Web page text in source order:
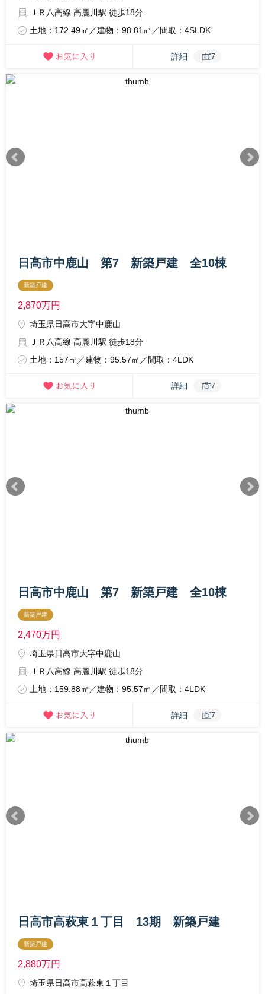
ＪＲ八高線 高麗川駅 徒歩18分
土地：172.49㎡／建物：98.81㎡／間取：4SLDK
詳細 7
日高市中鹿山 第7 新築戸建 全10棟
新築戸建
2,870万円
埼玉県日高市大字中鹿山
ＪＲ八高線 高麗川駅 徒歩18分
土地：157㎡／建物：95.57㎡／間取：4LDK
詳細 7
日高市中鹿山 第7 新築戸建 全10棟
新築戸建
2,470万円
埼玉県日高市大字中鹿山
ＪＲ八高線 高麗川駅 徒歩18分
土地：159.88㎡／建物：95.57㎡／間取：4LDK
詳細 7
日高市高萩東１丁目 13期 新築戸建
新築戸建
2,880万円
埼玉県日高市高萩東１丁目